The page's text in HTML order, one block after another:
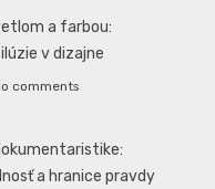
a farbou:
v dizajne
comments
a hranice pravdy